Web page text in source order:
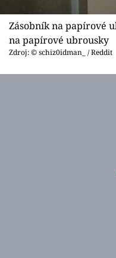
Zásobník na papírové
na papírové ubrousky
Zdroj: © schiz0idman_ / Reddit